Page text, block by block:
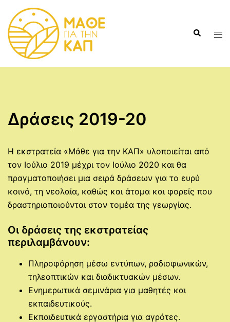
content
Search
Δράσεις 2019-20
Η εκστρατεία «Μάθε για την ΚΑΠ» υλοποιείται από
τον Ιούλιο 2019 μέχρι τον Ιούλιο 2020 και θα
πραγματοποιήσει μια σειρά δράσεων για το ευρύ
κοινό, τη νεολαία, καθώς και άτομα και φορείς που
δραστηριοποιούνται στον τομέα της γεωργίας.
Οι δράσεις της εκστρατείας
περιλαμβάνουν:
Πληροφόρηση μέσω εντύπων, ραδιοφωνικών,
τηλεοπτικών και διαδικτυακών μέσων.
Ενημερωτικά σεμινάρια για μαθητές και
εκπαιδευτικούς.
Εκπαιδευτικά εργαστήρια για αγρότες.